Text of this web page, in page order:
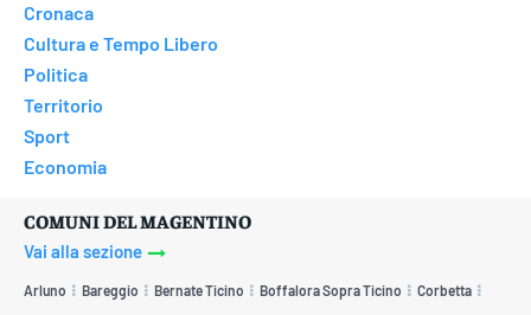
Cronaca
Cultura e Tempo Libero
Politica
Territorio
Sport
Economia
COMUNI DEL MAGENTINO
Vai alla sezione
Arluno Bareggio Bernate Ticino Boffalora Sopra Ticino Corbetta